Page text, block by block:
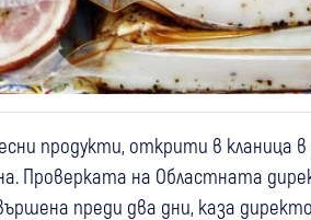
продукти, открити в кланица
Проверката на Областната
преди два дни, каза